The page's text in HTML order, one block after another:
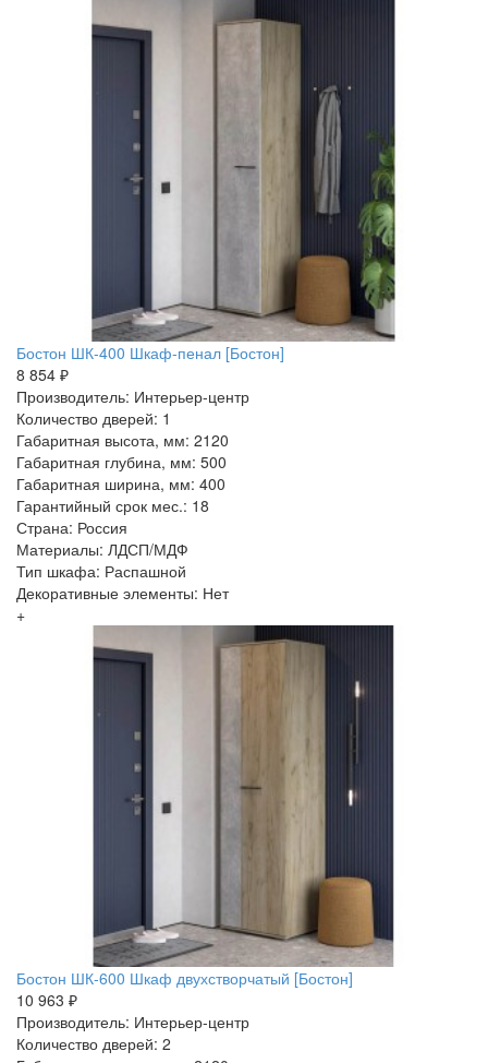
Бостон ШК-400 Шкаф-пенал [Бостон]
8 854 ₽
Производитель: Интерьер-центр
Количество дверей: 1
Габаритная высота, мм: 2120
Габаритная глубина, мм: 500
Габаритная ширина, мм: 400
Гарантийный срок мес.: 18
Страна: Россия
Материалы: ЛДСП/МДФ
Тип шкафа: Распашной
Декоративные элементы: Нет
+
Бостон ШК-600 Шкаф двухстворчатый [Бостон]
10 963 ₽
Производитель: Интерьер-центр
Количество дверей: 2